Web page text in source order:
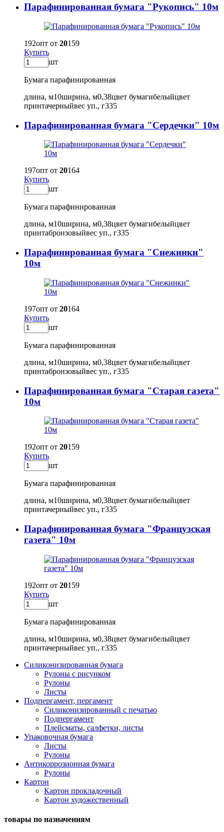
Парафинированная бумага "Рукопись" 10м
192опт от 20159
Купить
шт
Бумага парафинированная
длина, м10ширина, м0,38цвет бумагибелыйцвет
принтачерныйвес уп., г335
Парафинированная бумага "Сердечки" 10м
197опт от 20164
Купить
шт
Бумага парафинированная
длина, м10ширина, м0,38цвет бумагибелыйцвет
принтабронзовыйвес уп., г335
Парафинированная бумага "Снежинки"
10м
197опт от 20164
Купить
шт
Бумага парафинированная
длина, м10ширина, м0,38цвет бумагибелыйцвет
принтабронзовыйвес уп., г335
Парафинированная бумага "Старая газета"
10м
192опт от 20159
Купить
шт
Бумага парафинированная
длина, м10ширина, м0,38цвет бумагибелыйцвет
принтачерныйвес уп., г335
Парафинированная бумага "Французская
газета" 10м
192опт от 20159
Купить
шт
Бумага парафинированная
длина, м10ширина, м0,38цвет бумагибелыйцвет
принтачерныйвес уп., г335
Силиконизированная бумага
Рулоны с рисунком
Рулоны
Листы
Подпергамент, пергамент
Силиконизированный с печатью
Подпергамент
Плейсматы, салфетки, листы
Упаковочная бумага
Листы
Рулоны
Антикоррозионная бумага
Рулоны
Картон
Картон прокладочный
Картон художественный
товары по назначениям